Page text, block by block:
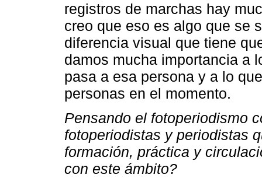
registros de marchas hay
creo que eso es algo que se
diferencia visual que tiene
damos mucha importancia a
pasa a esa persona y a lo
personas en el momento.
Pensando el fotoperiodismo
fotoperiodistas y periodistas
formación, práctica y
con este ámbito?